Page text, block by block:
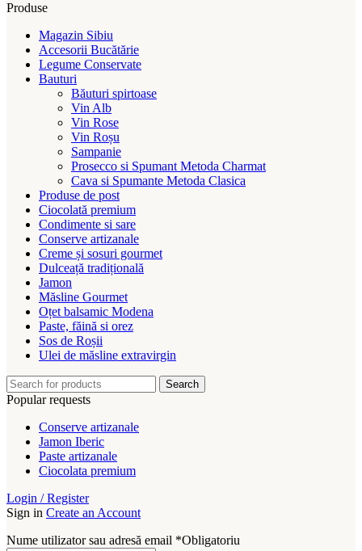
Produse
Magazin Sibiu
Accesorii Bucătărie
Legume Conservate
Bauturi
Băuturi spirtoase
Vin Alb
Vin Rose
Vin Roșu
Sampanie
Prosecco si Spumant Metoda Charmat
Cava si Spumante Metoda Clasica
Produse de post
Ciocolată premium
Condimente si sare
Conserve artizanale
Creme și sosuri gourmet
Dulceață tradițională
Jamon
Măsline Gourmet
Oțet balsamic Modena
Paste, făină si orez
Sos de Roșii
Ulei de măsline extravirgin
Search
Popular requests
Conserve artizanale
Jamon Iberic
Paste artizanale
Ciocolata premium
Login / Register
Sign in Create an Account
Nume utilizator sau adresă email *Obligatoriu